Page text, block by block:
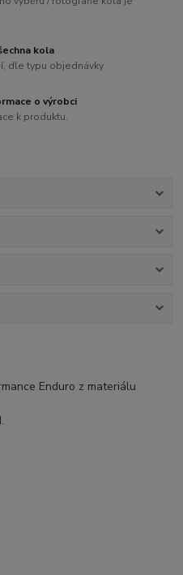
kola
dle typu objednávky
o výrobci
k produktu.
Enduro z materiálu